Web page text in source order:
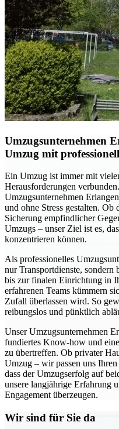
Umzugsunternehmen
Umzug mit
Ein Umzug ist immer mit
Herausforderungen
Umzugsunternehmen
und ohne Stress gestalten.
Sicherung empfindlicher
Umzugs – unser Ziel ist es,
konzentrieren können.
Als professionelles
nur Transportdienste, sondern
bis zur finalen Einrichtung in
erfahrenen Teams kümmern
Zufall überlassen wird. So
reibungslos und pünktlich
Unser Umzugsunternehmen
fundiertes Know-how und
zu übertreffen. Ob privater
Umzug – wir passen uns
dass der Umzugserfolg auf
unsere langjährige Erfahrung
Engagement überzeugen.
Wir sind für Sie da